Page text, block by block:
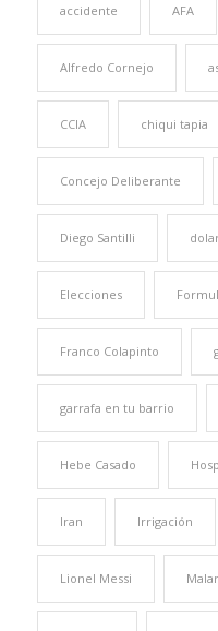
accidente AFA
Alfredo Cornejo
CCIA chiqui tapia
Concejo Deliberante
Diego Santilli
Elecciones
Franco Colapinto
garrafa en tu barrio
Hebe Casado
Iran Irrigación
Lionel Messi